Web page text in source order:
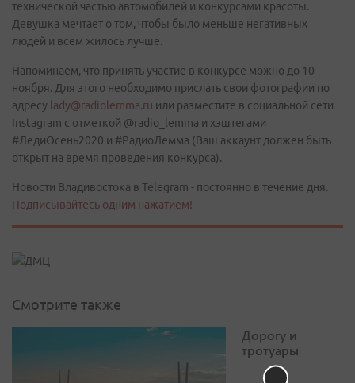
технической частью автомобилей и конкурсами красоты.
Девушка мечтает о том, чтобы было меньше негативных
людей и всем жилось лучше.
Напоминаем, что принять участие в конкурсе можно до 10
ноября. Для этого необходимо прислать свои фотографии по
адресу lady@radiolemma.ru или разместите в социальной сети
Instagrаm с отметкой @radio_lemma и хэштегами
#ЛедиОсень2020 и #РадиоЛемма (Ваш аккаунт должен быть
открыт на время проведения конкурса).
Новости Владивостока в Telegram - постоянно в течение дня.
Подписывайтесь одним нажатием!
Смотрите также
Дорогу и
тротуары